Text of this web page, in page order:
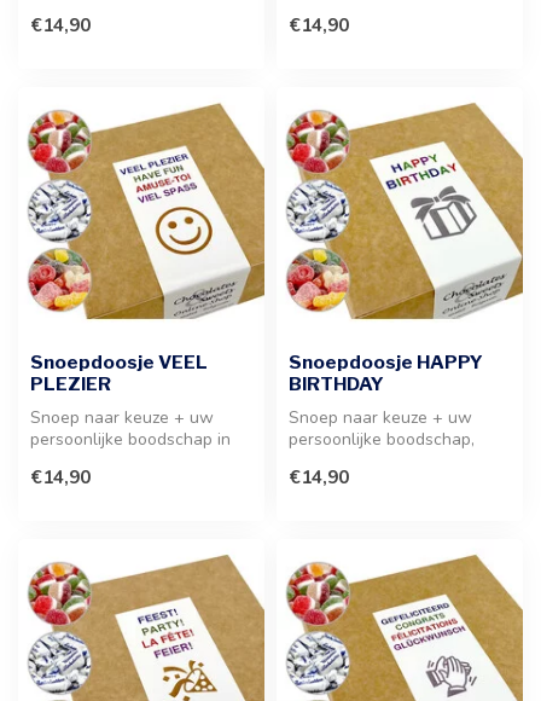
€14,90 €14,90
Snoepdoosje VEEL
PLEZIER
Snoep naar keuze + uw
persoonlijke boodschap in
cm. E...
€14,90
Snoepdoosje HAPPY
BIRTHDAY
Snoep naar keuze + uw
persoonlijke boodschap,
aan de binn...
€14,90